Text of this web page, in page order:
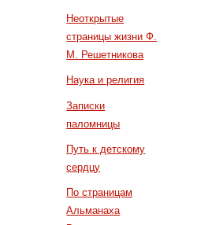
Неоткрытые
страницы жизни Ф.
М. Решетникова
Наука и религия
Записки
паломницы
Путь к детскому
сердцу
По страницам
Альманаха